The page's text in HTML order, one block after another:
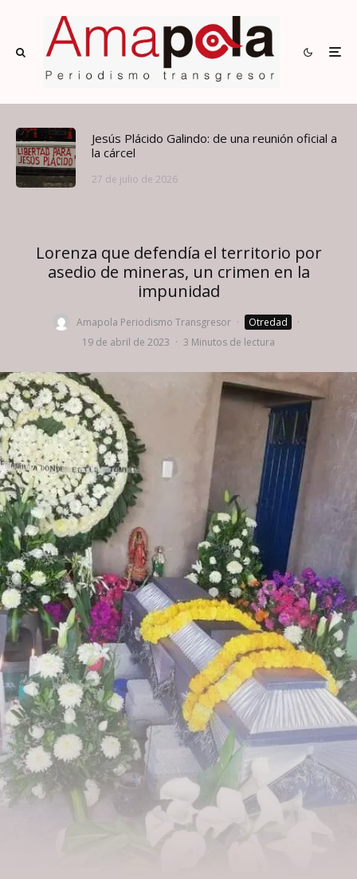
Jesús Plácido Galindo: de una reunión oficial a
la cárcel
27 de julio de 2026
Lorenza que defendía el territorio por
asedio de mineras, un crimen en la
impunidad
Amapola Periodismo Transgresor · Otredad
·
19 de abril de 2023 · 3 Minutos de lectura